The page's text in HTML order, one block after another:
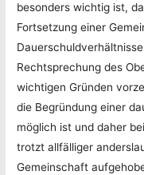
besonders wichtig ist,
Fortsetzung einer
Rechtsprechung des
wichtigen Gründen
die Begründung einer
möglich ist und daher
trotzt allfälliger
Gemeinschaft